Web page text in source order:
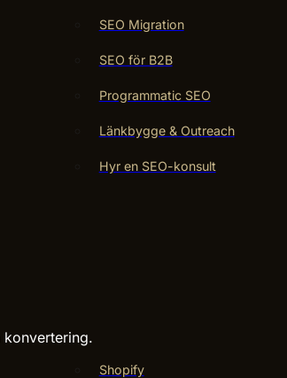
SEO Migration
SEO för B2B
Programmatic SEO
Länkbygge & Outreach
Hyr en SEO-konsult
Shopify